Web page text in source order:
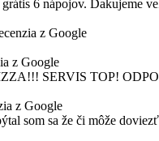
6 nápojov. Ďakujeme
z Google
z Google
SERVIS TOP!
z Google
som sa že či môže